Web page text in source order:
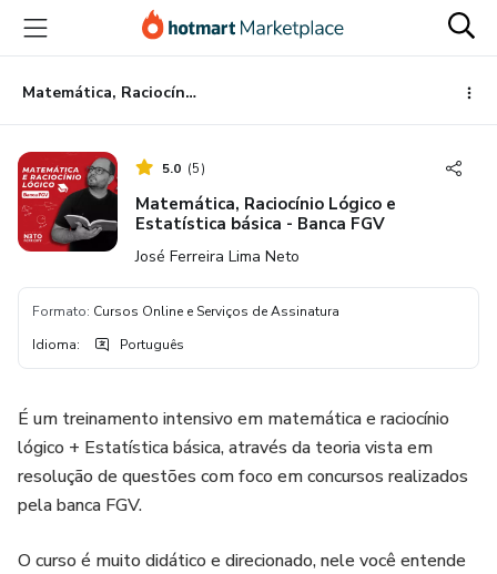
para
conteúdo
principal
para
pagamento
para
rodapé
Matemática, Raciocínio Lógico e Estatística básica - Banca FGV
5.0 (5)
Matemática, Raciocínio Lógico e
Estatística básica - Banca FGV
José Ferreira Lima Neto
Formato: Cursos Online e Serviços de Assinatura
Idioma: Português
É um treinamento intensivo em matemática e raciocínio
lógico + Estatística básica, através da teoria vista em
resolução de questões com foco em concursos realizados
pela banca FGV.
O curso é muito didático e direcionado, nele você entende